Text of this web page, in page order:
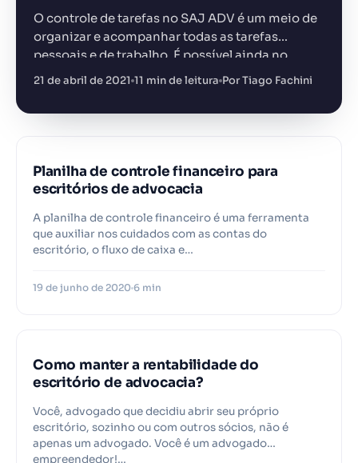
O controle de tarefas no SAJ ADV é um meio de
organizar e acompanhar todas as tarefas
pessoais e de trabalho. É possível ainda no
sistema fazer o controle das tarefas dos…
21 de abril de 2021 11 min de leitura Por Tiago Fachini
Planilha de controle financeiro para
escritórios de advocacia
A planilha de controle financeiro é uma ferramenta
que auxiliar nos cuidados com as contas do
escritório, o fluxo de caixa e…
19 de junho de 2020 6 min
Como manter a rentabilidade do
escritório de advocacia?
Você, advogado que decidiu abrir seu próprio
escritório, sozinho ou com outros sócios, não é
apenas um advogado. Você é um advogado
empreendedor!…
JS MC AR KL +14.000 juristas